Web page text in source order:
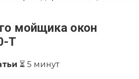
мойщика окон
T
⏳ 5 минут